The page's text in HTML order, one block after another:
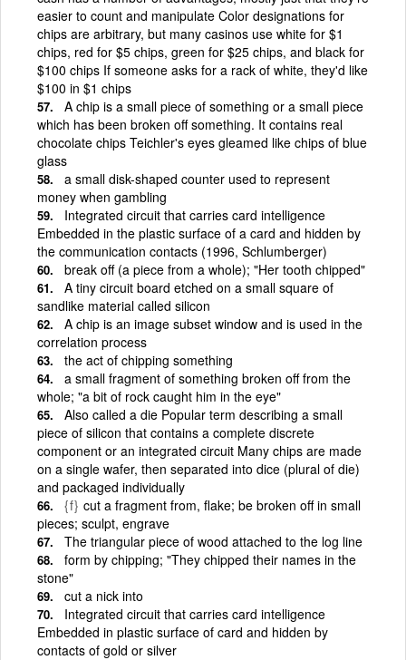
easier to count and manipulate Color designations for
chips are arbitrary, but many casinos use white for $1
chips, red for $5 chips, green for $25 chips, and black for
$100 chips If someone asks for a rack of white, they'd like
$100 in $1 chips
A chip is a small piece of something or a small piece
which has been broken off something. It contains real
chocolate chips Teichler's eyes gleamed like chips of blue
glass
a small disk-shaped counter used to represent
money when gambling
Integrated circuit that carries card intelligence
Embedded in the plastic surface of a card and hidden by
the communication contacts (1996, Schlumberger)
break off (a piece from a whole); "Her tooth chipped"
A tiny circuit board etched on a small square of
sandlike material called silicon
A chip is an image subset window and is used in the
correlation process
the act of chipping something
a small fragment of something broken off from the
whole; "a bit of rock caught him in the eye"
Also called a die Popular term describing a small
piece of silicon that contains a complete discrete
component or an integrated circuit Many chips are made
on a single wafer, then separated into dice (plural of die)
and packaged individually
{f} cut a fragment from, flake; be broken off in small
pieces; sculpt, engrave
The triangular piece of wood attached to the log line
form by chipping; "They chipped their names in the
stone"
cut a nick into
Integrated circuit that carries card intelligence
Embedded in plastic surface of card and hidden by
contacts of gold or silver